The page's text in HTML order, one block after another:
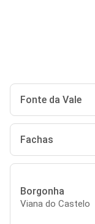
Fonte da Vale
Fachas
Borgonha
Viana do Castelo